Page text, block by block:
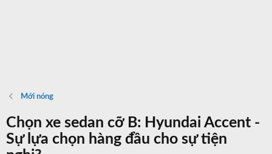
Mới nóng
Chọn xe sedan cỡ B: Hyundai Accent -
Sự lựa chọn hàng đầu cho sự tiện